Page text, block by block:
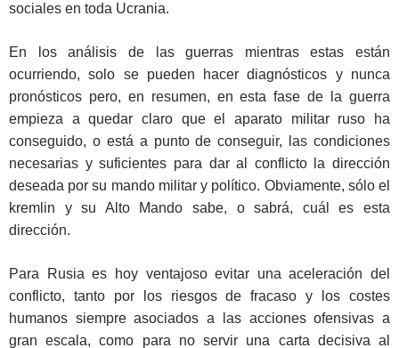
sociales en toda Ucrania.
En los análisis de las guerras mientras estas están
ocurriendo, solo se pueden hacer diagnósticos y nunca
pronósticos pero, en resumen, en esta fase de la guerra
empieza a quedar claro que el aparato militar ruso ha
conseguido, o está a punto de conseguir, las condiciones
necesarias y suficientes para dar al conflicto la dirección
deseada por su mando militar y político. Obviamente, sólo el
kremlin y su Alto Mando sabe, o sabrá, cuál es esta
dirección.
Para Rusia es hoy ventajoso evitar una aceleración del
conflicto, tanto por los riesgos de fracaso y los costes
humanos siempre asociados a las acciones ofensivas a
gran escala, como para no servir una carta decisiva al